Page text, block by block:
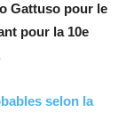
Gattuso pour le
pour la 10e
selon la